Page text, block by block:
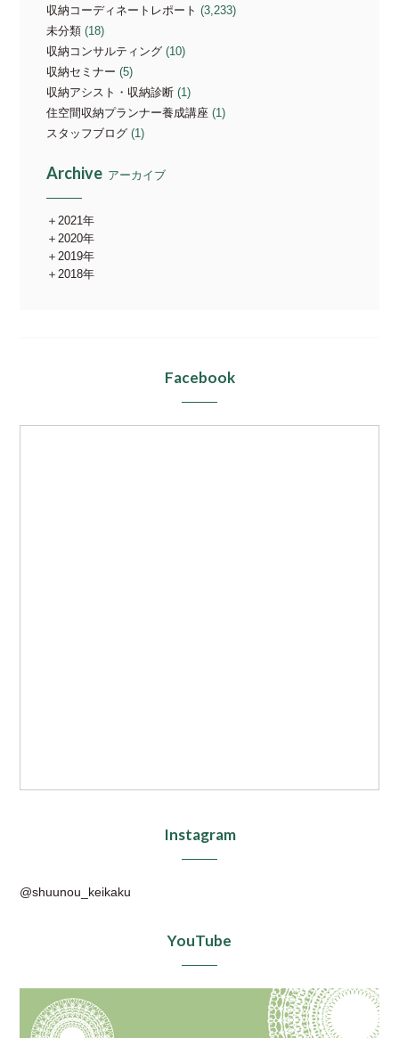
収納コーディネートレポート (3,233)
未分類 (18)
収納コンサルティング (10)
収納セミナー (5)
収納アシスト・収納診断 (1)
住空間収納プランナー養成講座 (1)
スタッフブログ (1)
Archive アーカイブ
2021年
2020年
2019年
2018年
Facebook
Instagram
@shuunou_keikaku
YouTube